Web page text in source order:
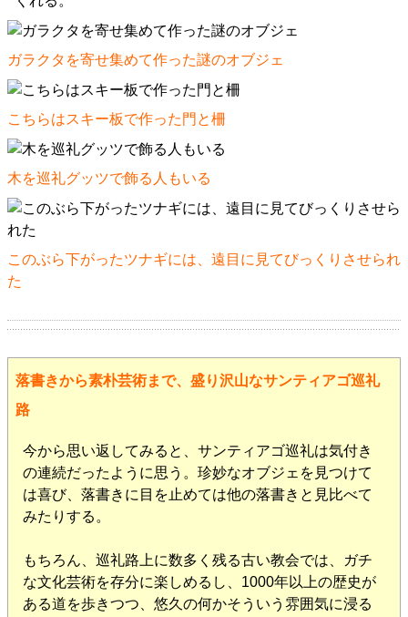
ガラクタを寄せ集めて作った謎のオブジェ
こちらはスキー板で作った門と柵
木を巡礼グッツで飾る人もいる
このぶら下がったツナギには、遠目に見てびっくりさせられ
た
落書きから素朴芸術まで、盛り沢山なサンティアゴ巡礼
路
今から思い返してみると、サンティアゴ巡礼は気付き
の連続だったように思う。珍妙なオブジェを見つけて
は喜び、落書きに目を止めては他の落書きと見比べて
みたりする。
もちろん、巡礼路上に数多く残る古い教会では、ガチ
な文化芸術を存分に楽しめるし、1000年以上の歴史が
ある道を歩きつつ、悠久の何かそういう雰囲気に浸る